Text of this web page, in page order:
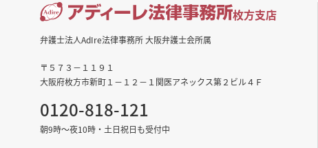
枚方支店
弁護士法人AdIre法律事務所 大阪弁護士会所属
〒５７３－１１９１
大阪府枚方市新町１－１２－１関医アネックス第２ビル４Ｆ
0120-818-121
朝9時～夜10時・土日祝日も受付中